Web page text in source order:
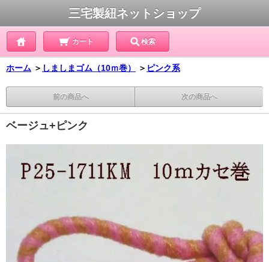
三宅製紐ネットショップ
カート 検索
ホーム ＞ しましまゴム（10ｍ巻） ＞ ピンク系
前の商品へ 次の商品へ
ベージュ+ピンク